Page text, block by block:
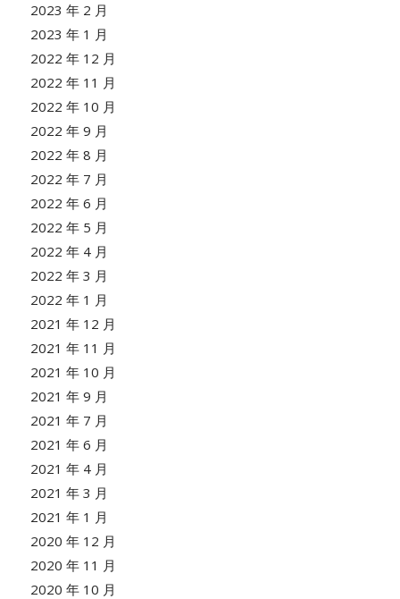
2023 年 2 月
2023 年 1 月
2022 年 12 月
2022 年 11 月
2022 年 10 月
2022 年 9 月
2022 年 8 月
2022 年 7 月
2022 年 6 月
2022 年 5 月
2022 年 4 月
2022 年 3 月
2022 年 1 月
2021 年 12 月
2021 年 11 月
2021 年 10 月
2021 年 9 月
2021 年 7 月
2021 年 6 月
2021 年 4 月
2021 年 3 月
2021 年 1 月
2020 年 12 月
2020 年 11 月
2020 年 10 月